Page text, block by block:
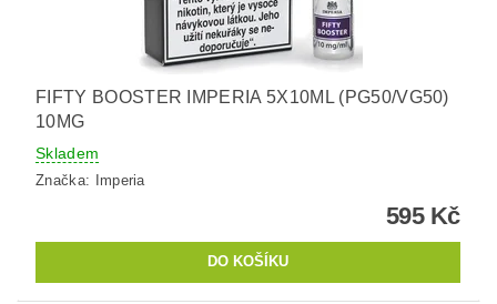
FIFTY BOOSTER IMPERIA 5X10ML (PG50/VG50)
10MG
Skladem
Značka: Imperia
595 Kč